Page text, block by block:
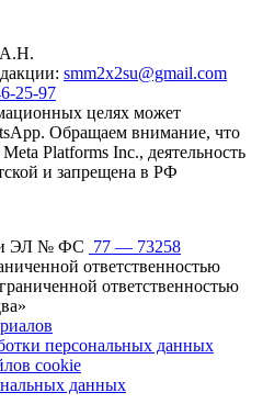
А.Н.
smm2x2su@gmail.com
25-97
целях может
Обращаем внимание, что
Platforms Inc., деятельность
и запрещена в РФ
ЭЛ № ФС 77 — 73258
ответственностью
ответственностью
персональных данных
cookie
данных